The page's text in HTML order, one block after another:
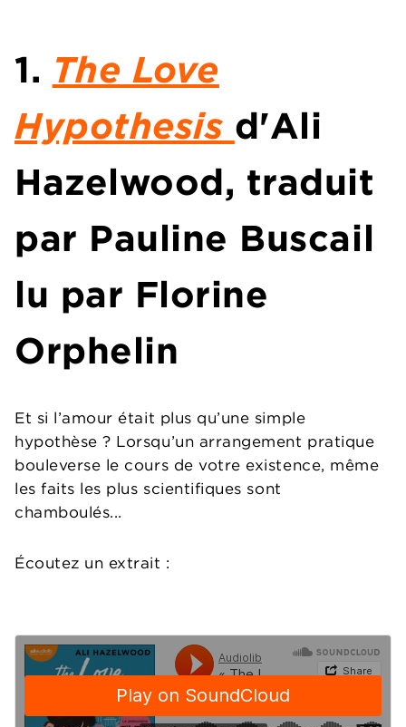
1. The Love
Hypothesis d'Ali
Hazelwood, traduit
par Pauline Buscail
lu par Florine
Orphelin
Et si l’amour était plus qu’une simple
hypothèse ? Lorsqu’un arrangement pratique
bouleverse le cours de votre existence, même
les faits les plus scientifiques sont
chamboulés...
Écoutez un extrait :